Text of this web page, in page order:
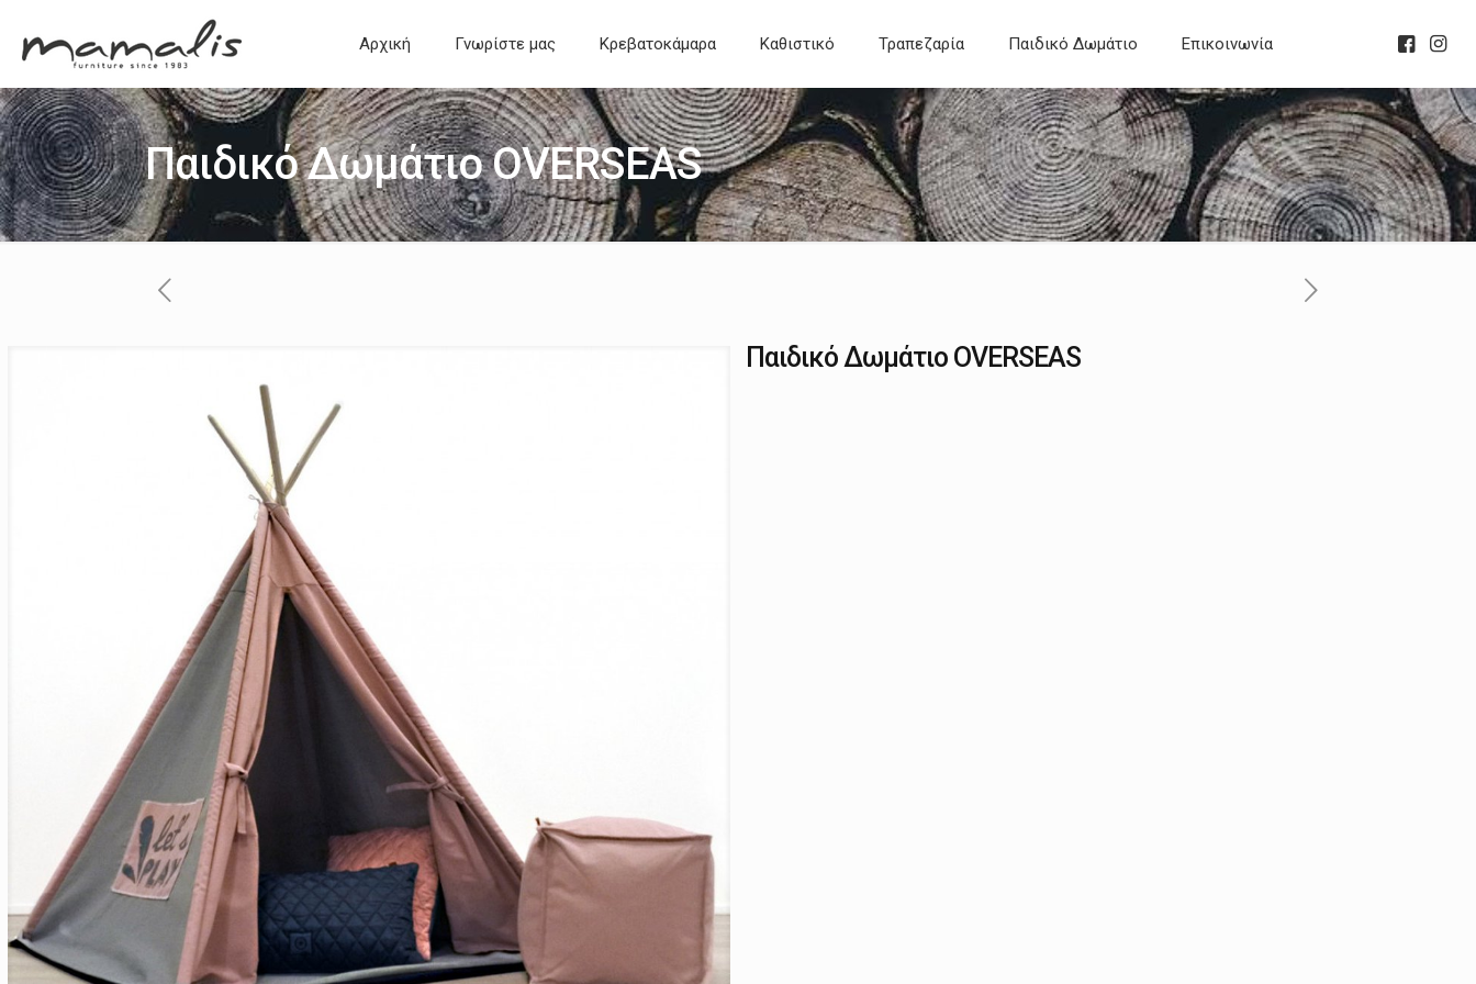
Αρχική Γνωρίστε μας Κρεβατοκάμαρα Καθιστικό Τραπεζαρία Παιδικό Δωμάτιο Επικοινωνία
Παιδικό Δωμάτιο OVERSEAS
Παιδικό Δωμάτιο OVERSEAS